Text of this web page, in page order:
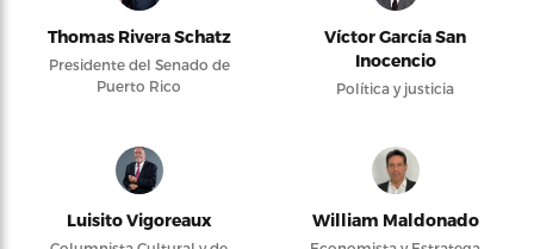
Thomas Rivera Schatz
Presidente del Senado de
Puerto Rico
Víctor García San
Inocencio
Política y justicia
Luisito Vigoreaux William Maldonado